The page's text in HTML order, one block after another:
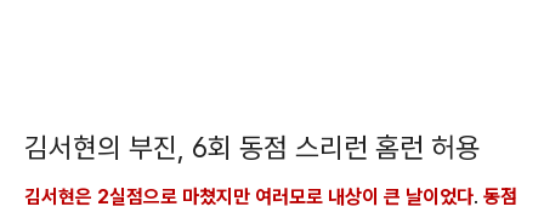
김서현의 부진, 6회 동점 스리런 홈런 허용
김서현은 2실점으로 마쳤지만 여러모로 내상이 큰 날이었다. 동점